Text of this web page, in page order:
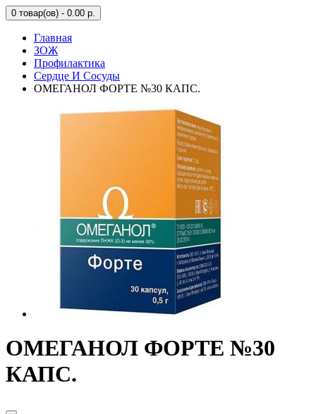
0 товар(ов) - 0.00 р.
Главная
ЗОЖ
Профилактика
Сердце И Сосуды
ОМЕГАНОЛ ФОРТЕ №30 КАПС.
ОМЕГАНОЛ ФОРТЕ №30
КАПС.